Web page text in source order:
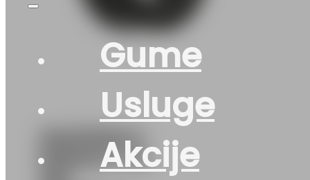
Gume
Usluge
Akcije
215/55R18 E-
PRIMACY XL